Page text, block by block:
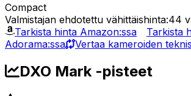
Compact
Valmistajan ehdotettu vähittäishinta:44
Tarkista hinta Amazon:ssa
Tarkista
Adorama:ssa
Vertaa kameroiden
DXO Mark -pisteet